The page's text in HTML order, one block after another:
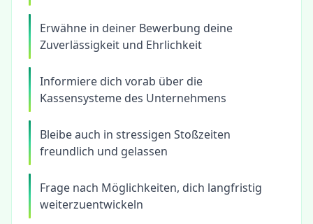
Erwähne in deiner Bewerbung deine
Zuverlässigkeit und Ehrlichkeit
Informiere dich vorab über die
Kassensysteme des Unternehmens
Bleibe auch in stressigen Stoßzeiten
freundlich und gelassen
Frage nach Möglichkeiten, dich langfristig
weiterzuentwickeln